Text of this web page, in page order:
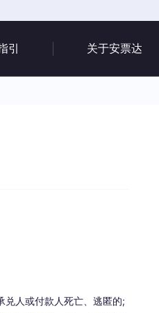
引 关于安票达
兑人或付款人死亡、逃匿的;